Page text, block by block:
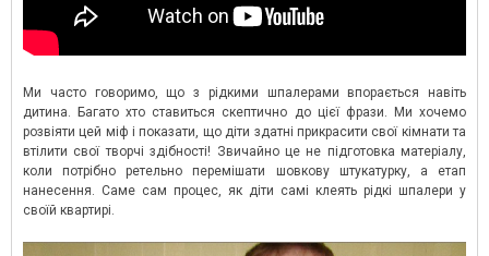
Ми часто говоримо, що з рідкими шпалерами впорається навіть
дитина. Багато хто ставиться скептично до цієї фрази. Ми хочемо
розвіяти цей міф і показати, що діти здатні прикрасити свої кімнати та
втілити свої творчі здібності! Звичайно це не підготовка матеріалу,
коли потрібно ретельно перемішати шовкову штукатурку, а етап
нанесення. Саме сам процес, як діти самі клеять рідкі шпалери у
своїй квартирі.